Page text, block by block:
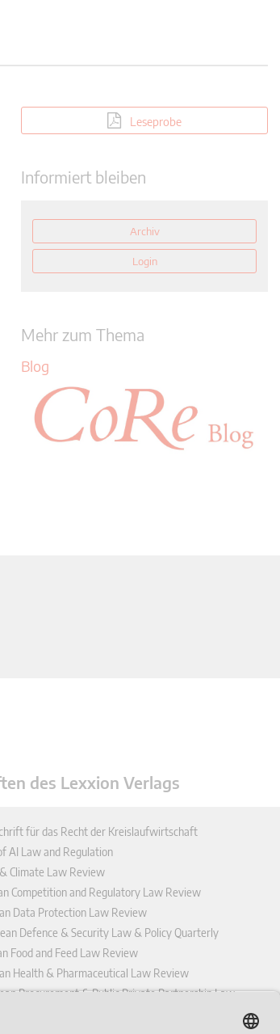
Leseprobe
Informiert bleiben
Archiv
Login
Mehr zum Thema
Blog
des Lexxion Verlags
für das Recht der Kreislaufwirtschaft
AI Law and Regulation
& Climate Law Review
Competition and Regulatory Law Review
Data Protection Law Review
Defence & Security Law & Policy Quarterly
Food and Feed Law Review
Health & Pharmaceutical Law Review
Procurement & Public Private Partnership Law